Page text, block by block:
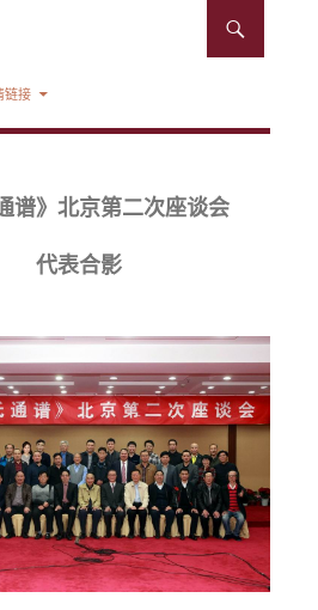
链接
谱》北京第二次座谈会
代表合影